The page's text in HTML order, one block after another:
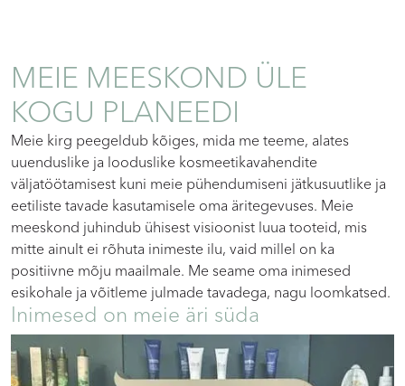
MEIE MEESKOND ÜLE
KOGU PLANEEDI
Inimesed on meie äri süda
Meie kirg peegeldub kõiges, mida me teeme, alates
uuenduslike ja looduslike kosmeetikavahendite
väljatöötamisest kuni meie pühendumiseni jätkusuutlike ja
eetiliste tavade kasutamisele oma äritegevuses. Meie
meeskond juhindub ühisest visioonist luua tooteid, mis
mitte ainult ei rõhuta inimeste ilu, vaid millel on ka
positiivne mõju maailmale. Me seame oma inimesed
esikohale ja võitleme julmade tavadega, nagu loomkatsed.